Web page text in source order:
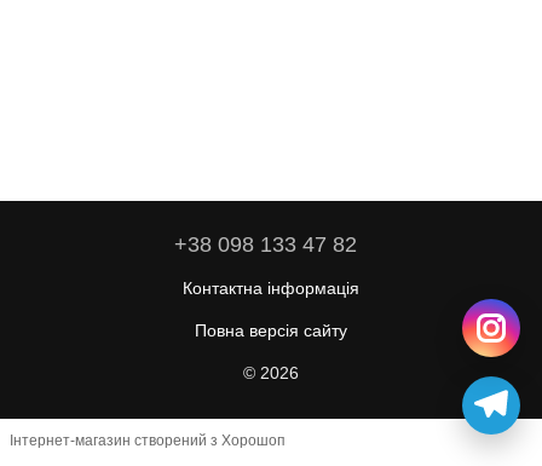
+38 098 133 47 82
Контактна інформація
Повна версія сайту
© 2026
Інтернет-магазин створений з Хорошоп